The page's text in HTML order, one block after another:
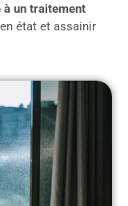
à un traitement
état et assainir